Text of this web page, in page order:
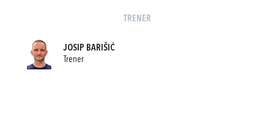
TRENER
JOSIP BARIŠIĆ
Trener